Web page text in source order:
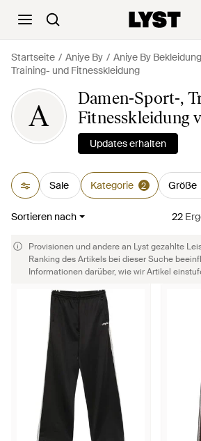
Startseite Aniye By Aniye By Bekleidung
Training- und Fitnesskleidung
A
Damen-Sport-,
Fitnesskleidung
Updates erhalten
Sale Kategorie 2 Größe
Sortieren nach 22
Provisionen und andere an Lyst gezahlte
Ranking des Artikels bei dieser Suche
Informationen darüber, wie wir Artikel